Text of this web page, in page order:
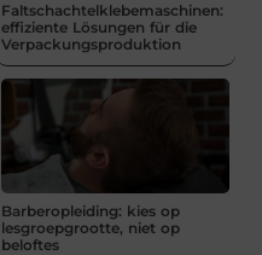
Faltschachtelklebemaschinen:
effiziente Lösungen für die
Verpackungsproduktion
Barberopleiding: kies op
lesgroepgrootte, niet op
beloftes